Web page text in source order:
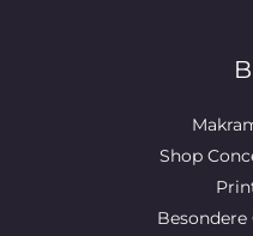
Shop
Besondere